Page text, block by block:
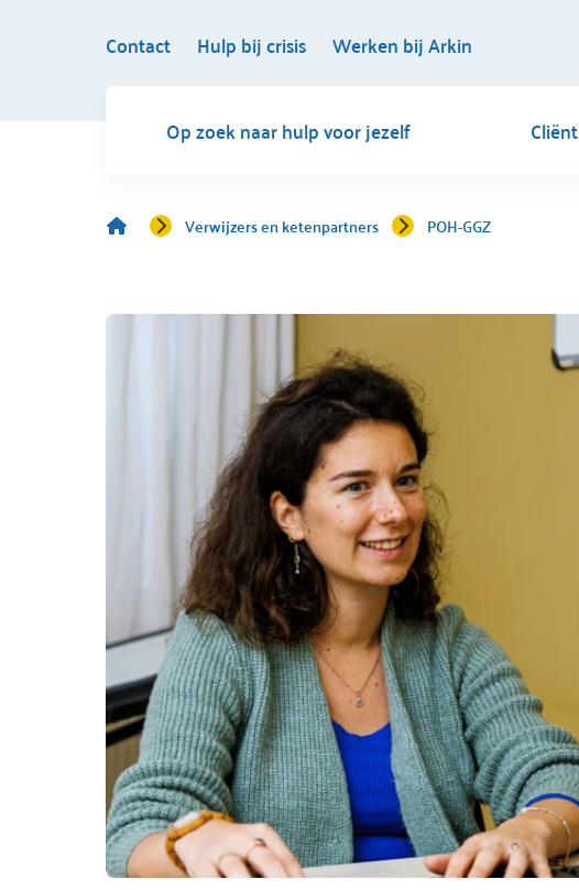
Contact Hulp bij crisis Werken bij Arkin
Op zoek naar hulp voor jezelf Cliënt
Verwijzers en ketenpartners POH-GGZ